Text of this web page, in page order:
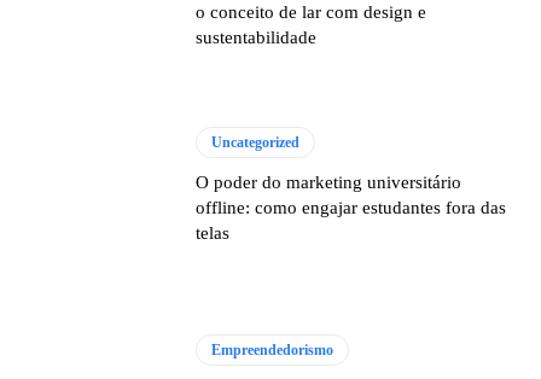
o conceito de lar com design e
sustentabilidade
Uncategorized
O poder do marketing universitário
offline: como engajar estudantes fora das
telas
Empreendedorismo